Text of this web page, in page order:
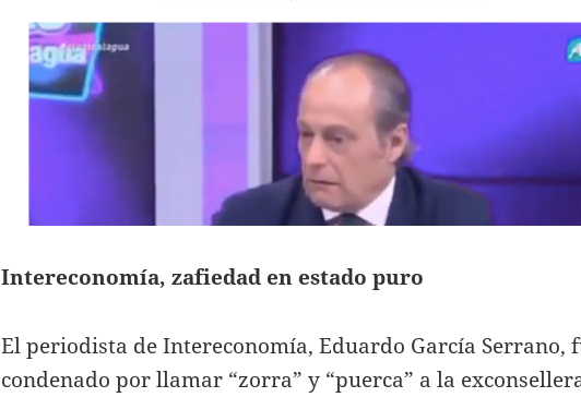
Intereconomía, zafiedad en estado puro
El periodista de Intereconomía, Eduardo García Serrano,
condenado por llamar “zorra” y “puerca” a la